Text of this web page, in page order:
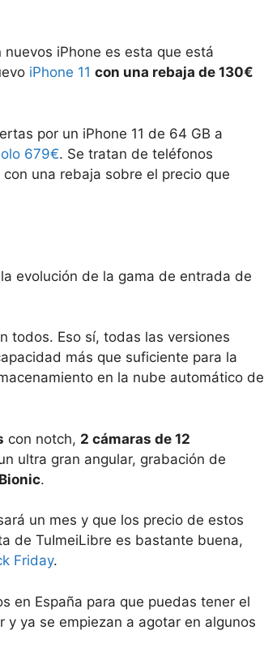
iPhone es esta que está
iPhone 11 con una rebaja de 130€
por un iPhone 11 de 64 GB a
679€. Se tratan de teléfonos
una rebaja sobre el precio que
evolución de la gama de entrada de
todos. Eso sí, todas las versiones
más que suficiente para la
en la nube automático de
con notch, 2 cámaras de 12
ultra gran angular, grabación de
.
un mes y que los precio de estos
de TuImeiLibre es bastante buena,
Friday.
en España para que puedas tener el
ya se empiezan a agotar en algunos